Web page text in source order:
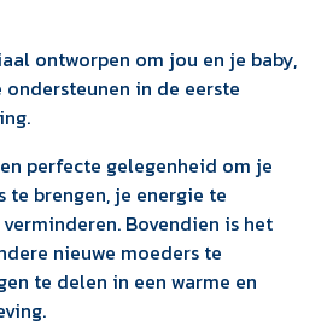
ontworpen om jou en je baby,
in de eerste
perfecte gelegenheid om je
te brengen, je energie te
Bovendien is het
nieuwe moeders te
te delen in een warme en